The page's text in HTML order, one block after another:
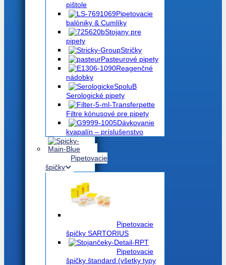
pištole
Pipetovacie
balóniky & Cumlíky
Stojany pre
pipety
Stričky
Pasteurové pipety
Reagenčné
nádobky
Serologické pipety
Filtre kónusové pre pipety
Dávkovanie
kvapalín – príslušenstvo
Pipetovacie
špičky
Pipetovacie
špičky SARTORIUS
Pipetovacie
špičky štandard (všetky typy